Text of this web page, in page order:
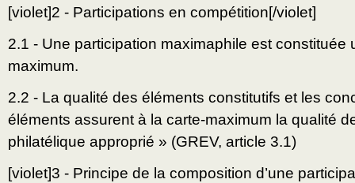
[violet]2 - Participations en compétition[/violet]
2.1 - Une participation maximaphile est constituée
maximum.
2.2 - La qualité des éléments constitutifs et les
éléments assurent à la carte-maximum la qualité
philatélique approprié » (GREV, article 3.1)
[violet]3 - Principe de la composition d’une